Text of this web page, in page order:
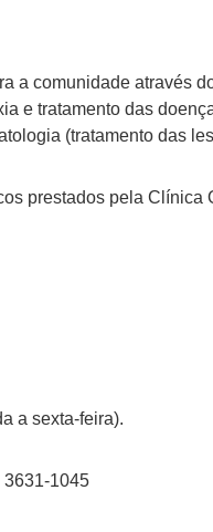
a comunidade através
e tratamento das
(tratamento das
prestados pela Clínica
a sexta-feira).
3631-1045